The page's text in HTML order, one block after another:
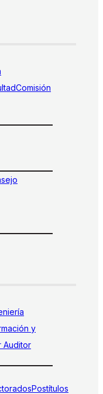
Comisión
y
Auditor
Postítulos